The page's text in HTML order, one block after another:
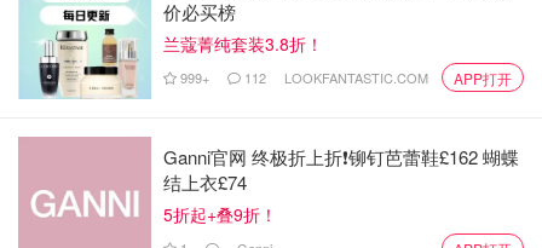
价必买榜
兰蔻菁纯套装3.8折！
999+ 112 LOOKFANTASTIC.COM APP打开
Ganni官网 终极折上折❗️铆钉芭蕾鞋£162 蝴蝶
结上衣£74
5折起+叠9折！